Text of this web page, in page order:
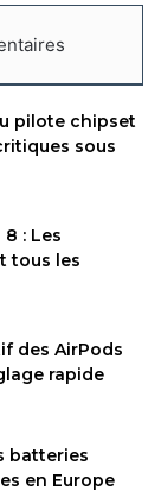
pilote chipset
sous
: Les
tous les
des AirPods
rapide
batteries
en Europe